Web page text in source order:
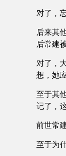
对了，
后来其
后常建
对了，
想，她
至于其
记了，
前世常
至于为